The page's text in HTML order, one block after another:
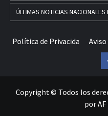
ÚLTIMAS NOTICIAS NACIONALES
Política de Privacida
Copyright © Todos los
por